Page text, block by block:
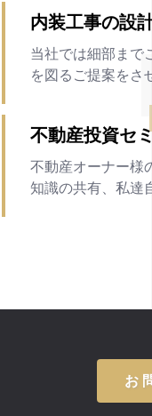
内装工事の設
当社では細部まで
を図るご提案をさ
不動産投資セ
不動産オーナー様
知識の共有、私達
お